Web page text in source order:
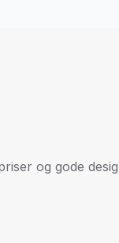
og gode